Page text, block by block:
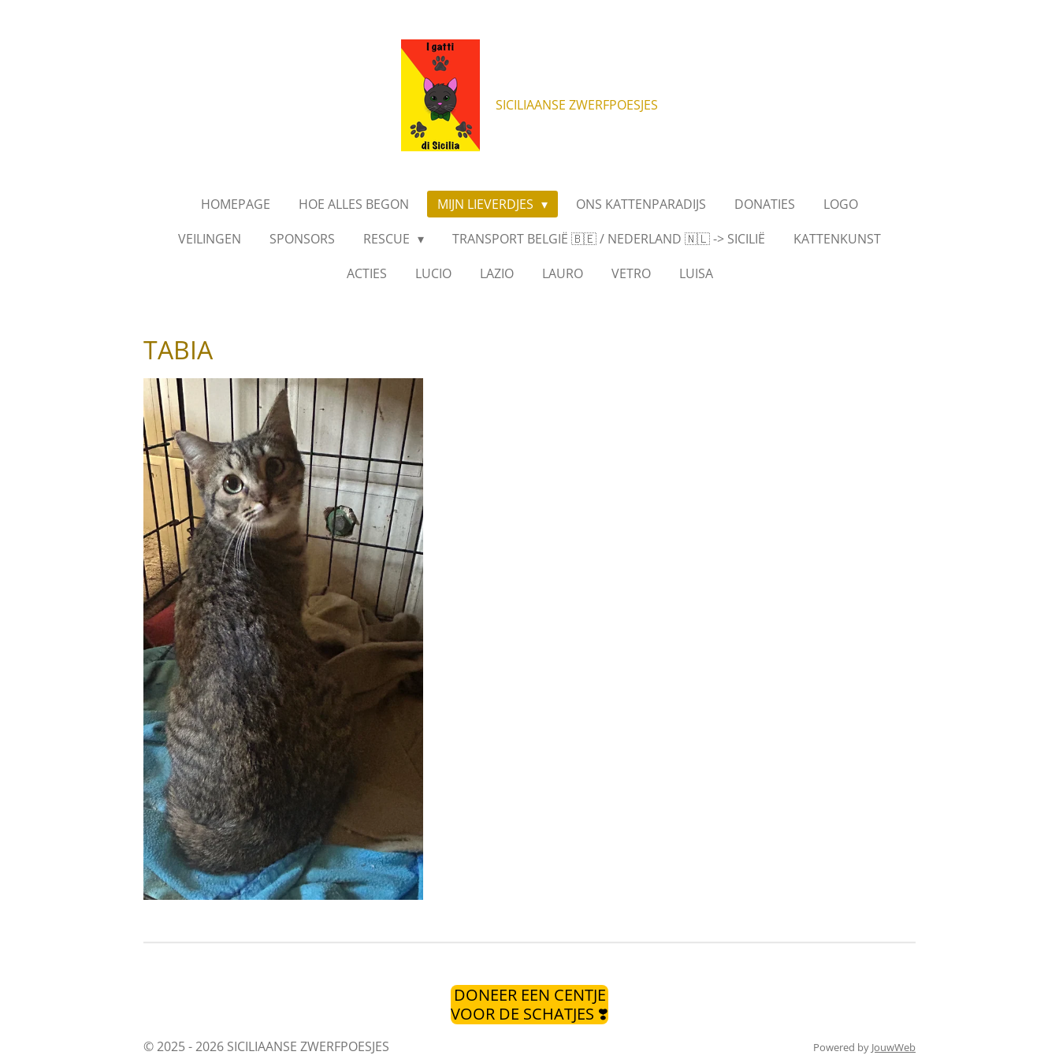
SICILIAANSE ZWERFPOESJES
HOMEPAGE HOE ALLES BEGON MIJN LIEVERDJES ONS KATTENPARADIJS DONATIES
LOGO
VEILINGEN
SPONSORS RESCUE TRANSPORT BELGIË 🇧🇪 / NEDERLAND 🇳🇱 -> SICILIË
KATTENKUNST
ACTIES
LUCIO LAZIO LAURO VETRO LUISA
TABIA
DONEER EEN CENTJE
VOOR DE SCHATJES ❣️
© 2025 - 2026 SICILIAANSE ZWERFPOESJES Powered by JouwWeb